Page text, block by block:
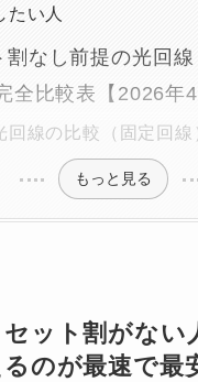
たい人
割なし前提の光回
全比較表【2026年4
回線の比較（固定回線
もっと見る
セット割がない
のが最速で最